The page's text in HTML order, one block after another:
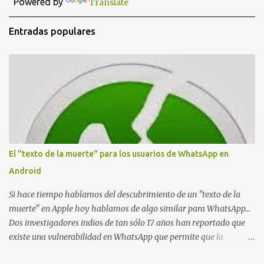
r
u
n
Translate
Entradas populares
El "texto de la muerte" para los usuarios de WhatsApp en
Android
Si hace tiempo hablamos del descubrimiento de un "texto de la
muerte" en Apple hoy hablamos de algo similar para WhatsApp...
Dos investigadores indios de tan sólo 17 años han reportado que
existe una vulnerabilidad en WhatsApp que permite que la